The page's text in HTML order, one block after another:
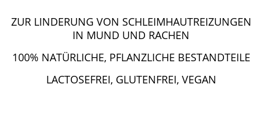
ZUR LINDERUNG VON SCHLEIMHAUTREIZUNGEN
IN MUND UND RACHEN
100% NATÜRLICHE, PFLANZLICHE BESTANDTEILE
LACTOSEFREI, GLUTENFREI, VEGAN